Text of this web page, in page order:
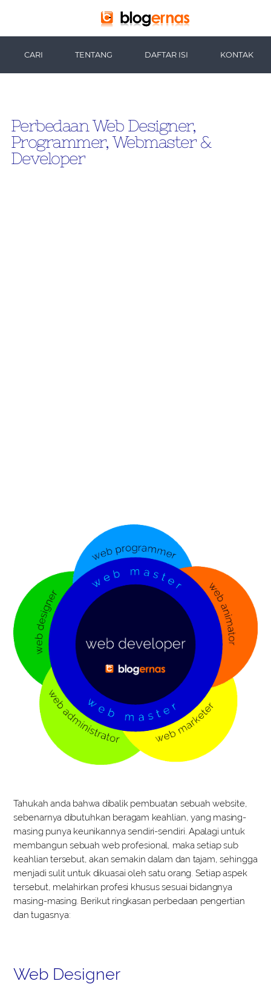
CARI TENTANG DAFTAR ISI KONTAK
Perbedaan Web Designer,
Programmer, Webmaster &
Developer
Tahukah anda bahwa dibalik pembuatan sebuah website,
sebenarnya dibutuhkan beragam keahlian, yang masing-
masing punya keunikannya sendiri-sendiri. Apalagi untuk
membangun sebuah web profesional, maka setiap sub
keahlian tersebut, akan semakin dalam dan tajam, sehingga
menjadi sulit untuk dikuasai oleh satu orang. Setiap aspek
tersebut, melahirkan profesi khusus sesuai bidangnya
masing-masing. Berikut ringkasan perbedaan pengertian
dan tugasnya:
Web Designer